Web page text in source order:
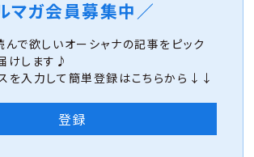
マガ会員募集中／
んで欲しいオーシャナの記事をピック
けします♪
を入力して簡単登録はこちらから↓↓
登録